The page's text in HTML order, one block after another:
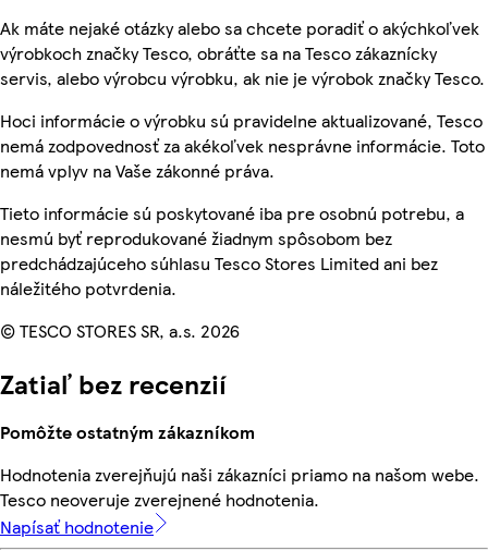
Ak máte nejaké otázky alebo sa chcete poradiť o akýchkoľvek
výrobkoch značky Tesco, obráťte sa na Tesco zákaznícky
servis, alebo výrobcu výrobku, ak nie je výrobok značky Tesco.
Hoci informácie o výrobku sú pravidelne aktualizované, Tesco
nemá zodpovednosť za akékoľvek nesprávne informácie. Toto
nemá vplyv na Vaše zákonné práva.
Tieto informácie sú poskytované iba pre osobnú potrebu, a
nesmú byť reprodukované žiadnym spôsobom bez
predchádzajúceho súhlasu Tesco Stores Limited ani bez
náležitého potvrdenia.
© TESCO STORES SR, a.s. 2026
Zatiaľ bez recenzií
Pomôžte ostatným zákazníkom
Hodnotenia zverejňujú naši zákazníci priamo na našom webe.
Tesco neoveruje zverejnené hodnotenia.
Napísať hodnotenie